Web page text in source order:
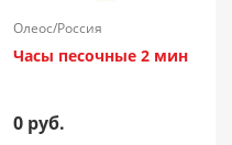
Олеос/Россия
Часы песочные 2 мин
0 руб.